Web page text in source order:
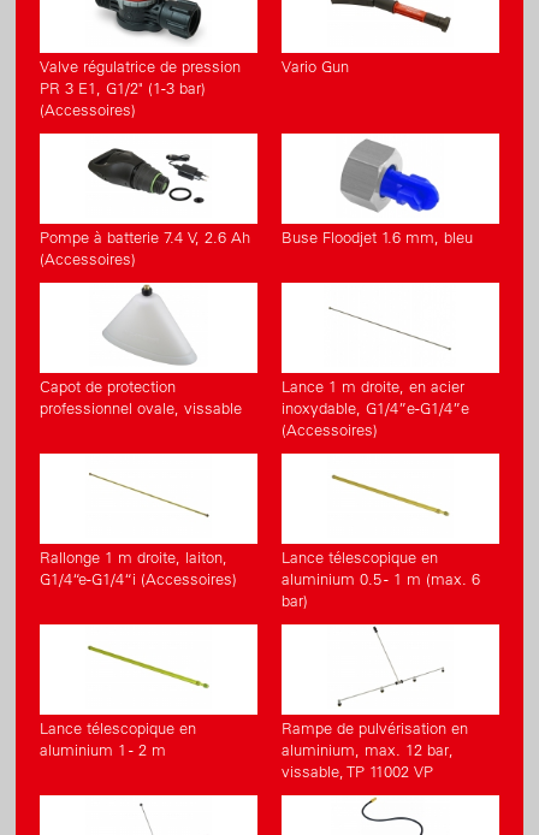
Valve régulatrice de pression
PR 3 E1, G1/2" (1-3 bar)
(Accessoires)
Vario Gun
Pompe à batterie 7.4 V, 2.6 Ah
(Accessoires)
Buse Floodjet 1.6 mm, bleu
Capot de protection
professionnel ovale, vissable
Lance 1 m droite, en acier
inoxydable, G1/4”e-G1/4”e
(Accessoires)
Rallonge 1 m droite, laiton,
G1/4“e-G1/4“i (Accessoires)
Lance télescopique en
aluminium 0.5 - 1 m (max. 6
bar)
Lance télescopique en
aluminium 1 - 2 m
Rampe de pulvérisation en
aluminium, max. 12 bar,
vissable, TP 11002 VP